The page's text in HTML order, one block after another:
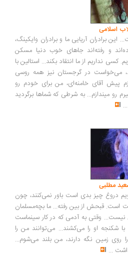
اسلامی
برادران آریایی ما و برادران وایکینگ،
و رفته‌اند جاهای خوب دنیا مسکن
کسی نداریم از ما انتقاد بکند... استالین با
می‌خواست در گرجستان نیز همه روسی
پیش آقای خامنه‌ای، من برای خودم رو
رو میندازم... به شرطی که شماها برگردید
...
مطلبی
دروغ چیز بدی است باور نمی‌کنند، چون
است. قبحش از بین رفته... ما بچه‌مسلمان
نیست... وقتی به آدمی که در کار سینماست
با شکنجه او را می‌کشند... می‌توانند من را
روی زمین نگه دارند، من بلند می‌شوم...
...